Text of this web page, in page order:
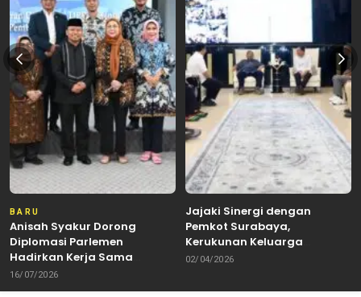
BARU
Anisah Syakur Dorong
Diplomasi Parlemen
Hadirkan Kerja Sama
Internasional yang
Berdampak bagi Kota Depok
16/07/2026
Jajaki Sinergi dengan
Pemkot Surabaya,
Kerukunan Keluarga
Kalimantan Dorong
Kuliner Nusantara
02/04/2026